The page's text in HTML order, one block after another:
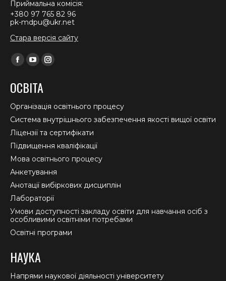
Приймальна комісія:
+380 97 765 82 96
pk-mdpu@ukr.net
Стара версія сайту
Find us on:
Facebook
opens
in
new
window
YouTube
opens
in
new
window
Instagram
in
new
window
ОСВІТА
Організація освітнього процесу
Система внутрішнього забезпечення якості вищої освіти
Ліцензії та сертифікати
Підвищення кваліфікації
Мова освітнього процесу
Анкетування
Анотації вибіркових дисциплін
Лабораторії
Умови доступності закладу освіти для навчання осіб з
особливими освітніми потребами
Освітні програми
НАУКА
Напрями наукової діяльності університету